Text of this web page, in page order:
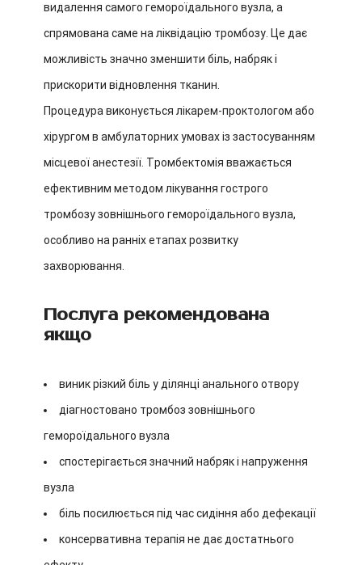
видалення самого гемороїдального вузла, а
спрямована саме на ліквідацію тромбозу. Це дає
можливість значно зменшити біль, набряк і
прискорити відновлення тканин.
Процедура виконується лікарем-проктологом або
хірургом в амбулаторних умовах із застосуванням
місцевої анестезії. Тромбектомія вважається
ефективним методом лікування гострого
тромбозу зовнішнього гемороїдального вузла,
особливо на ранніх етапах розвитку
захворювання.
Послуга рекомендована
якщо
виник різкий біль у ділянці анального отвору
діагностовано тромбоз зовнішнього
гемороїдального вузла
спостерігається значний набряк і напруження
вузла
біль посилюється під час сидіння або дефекації
консервативна терапія не дає достатнього